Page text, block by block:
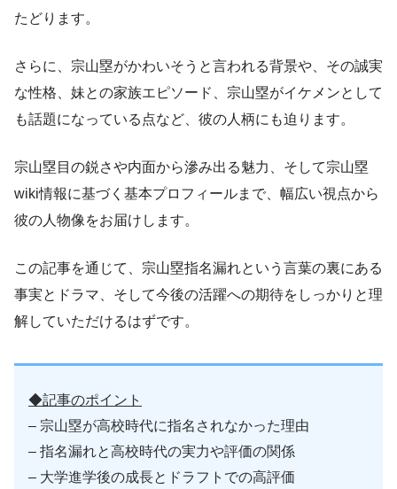
たどります。
さらに、宗山塁がかわいそうと言われる背景や、その誠実
な性格、妹との家族エピソード、宗山塁がイケメンとして
も話題になっている点など、彼の人柄にも迫ります。
宗山塁目の鋭さや内面から滲み出る魅力、そして宗山塁
wiki情報に基づく基本プロフィールまで、幅広い視点から
彼の人物像をお届けします。
この記事を通じて、宗山塁指名漏れという言葉の裏にある
事実とドラマ、そして今後の活躍への期待をしっかりと理
解していただけるはずです。
◆記事のポイント
– 宗山塁が高校時代に指名されなかった理由
– 指名漏れと高校時代の実力や評価の関係
– 大学進学後の成長とドラフトでの高評価